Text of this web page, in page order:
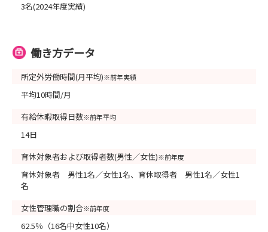
3名(2024年度実績)
働き方データ
所定外労働時間(月平均)※前年実績
平均10時間/月
有給休暇取得日数※前年平均
14日
育休対象者および取得者数(男性／女性)※前年度
育休対象者 男性1名／女性1名、育休取得者 男性1名／女性1
名
女性管理職の割合※前年度
62.5％（16名中女性10名）